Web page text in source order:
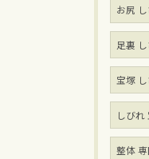
お尻
足裏
宝塚
しびれ
整体